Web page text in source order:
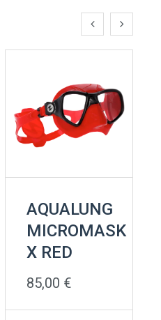
AQUALUNG
MICROMASK
X RED
85,00 €